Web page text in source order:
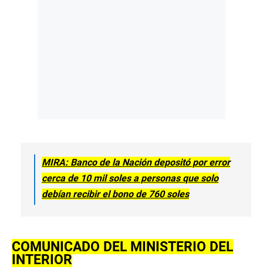
MIRA: Banco de la Nación depositó por error
cerca de 10 mil soles a personas que solo
debían recibir el bono de 760 soles
COMUNICADO DEL MINISTERIO DEL
INTERIOR